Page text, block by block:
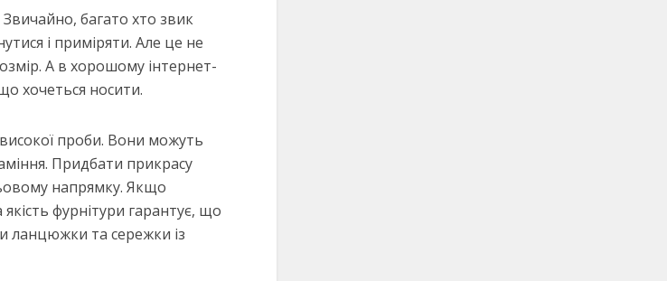
багато хто звик
і приміряти. Але це не
А в хорошому інтернет-
хочеться носити.
високої проби. Вони можуть
Придбати прикрасу
напрямку. Якщо
фурнітури гарантує, що
ланцюжки та сережки із